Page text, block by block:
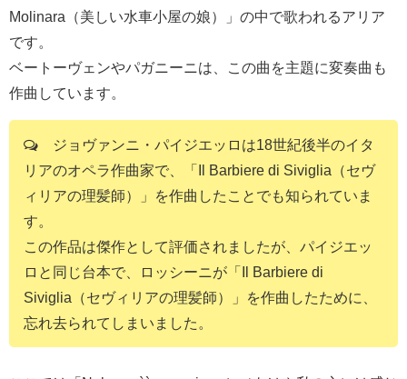
Molinara（美しい水車小屋の娘）」の中で歌われるアリア
です。
ベートーヴェンやパガニーニは、この曲を主題に変奏曲も
作曲しています。
ジョヴァンニ・パイジエッロは18世紀後半のイタ
リアのオペラ作曲家で、「Il Barbiere di Siviglia（セヴ
ィリアの理髪師）」を作曲したことでも知られていま
す。
この作品は傑作として評価されましたが、パイジエッ
ロと同じ台本で、ロッシーニが「Il Barbiere di
Siviglia（セヴィリアの理髪師）」を作曲したために、
忘れ去られてしまいました。